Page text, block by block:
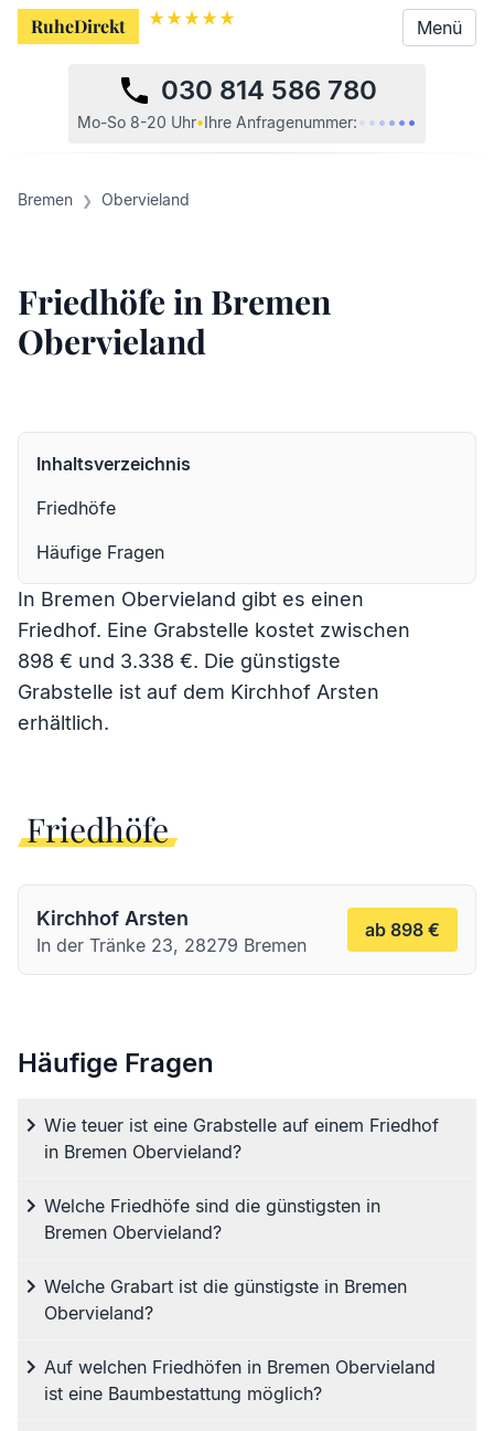
RuheDirekt Menü
030 814 586 780
Mo-So 8-20 Uhr•Ihre Anfragenummer: • • • • •
Bremen Obervieland
Friedhöfe in Bremen
Obervieland
In Bremen Obervieland gibt es einen
Friedhof. Eine Grabstelle kostet zwischen
898 € und 3.338 €. Die günstigste
Grabstelle ist auf dem Kirchhof Arsten
erhältlich.
Friedhöfe
Kirchhof Arsten
In der Tränke 23, 28279 Bremen
ab 898 €
Häufige Fragen
Wie teuer ist eine Grabstelle auf einem Friedhof
in Bremen Obervieland?
Welche Friedhöfe sind die günstigsten in
Bremen Obervieland?
Welche Grabart ist die günstigste in Bremen
Obervieland?
Auf welchen Friedhöfen in Bremen Obervieland
ist eine Baumbestattung möglich?
Inhaltsverzeichnis
Friedhöfe
Häufige Fragen